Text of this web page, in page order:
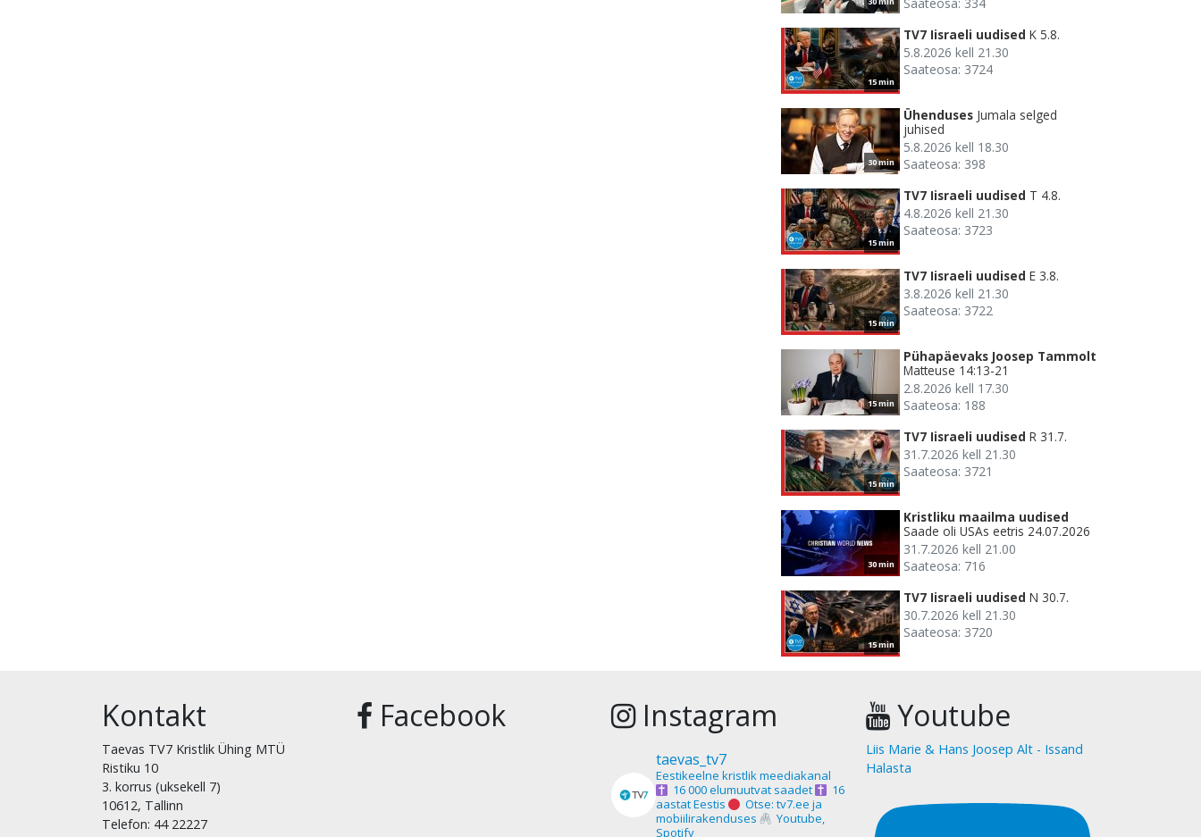
15 min
TV7 Iisraeli uudised K 5.8.
5.8.2026 kell 21.30
Saateosa: 3724
30 min
Ühenduses Jumala selged
juhised
5.8.2026 kell 18.30
Saateosa: 398
15 min
TV7 Iisraeli uudised T 4.8.
4.8.2026 kell 21.30
Saateosa: 3723
15 min
TV7 Iisraeli uudised E 3.8.
3.8.2026 kell 21.30
Saateosa: 3722
15 min
Pühapäevaks Joosep Tammolt
Matteuse 14:13-21
2.8.2026 kell 17.30
Saateosa: 188
15 min
TV7 Iisraeli uudised R 31.7.
31.7.2026 kell 21.30
Saateosa: 3721
30 min
Kristliku maailma uudised
Saade oli USAs eetris 24.07.2026
31.7.2026 kell 21.00
Saateosa: 716
15 min
TV7 Iisraeli uudised N 30.7.
30.7.2026 kell 21.30
Saateosa: 3720
Kontakt
Taevas TV7 Kristlik Ühing MTÜ
Ristiku 10
3. korrus (uksekell 7)
10612, Tallinn
Telefon: 44 22227
Facebook Instagram
taevas_tv7
Eestikeelne kristlik meediakanal
16 000 elumuutvat saadet
16
aastat Eestis
Otse: tv7.ee ja
mobiilirakenduses
Youtube,
Spotify
Youtube
Liis Marie & Hans Joosep Alt - Issand
Halasta